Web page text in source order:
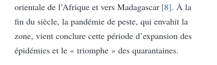
orientale de l’Afrique et vers Madagascar 8 . À la
fin du siècle, la pandémie de peste, qui envahit la
zone, vient conclure cette période d’expansion des
épidémies et le « triomphe » des quarantaines.